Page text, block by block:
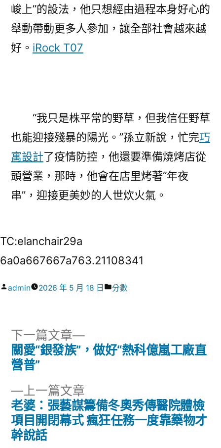
峻上”的設法，他只想經由過程本身好心的
舉動帶動更多人參加，讓全部社會越來越
好。 iRock T07
“我只是株平常的野草，但我信任野草
也能迎接殘暴的陽光。”孫立新說，忙完巧
寓設計了疫情防控，他還要準備燒烤店從
頭營業，那時，他會在店里烤著“年夜
串”，迎接更美妙的人世炊火氣。
TC:elanchair29a
6a0a667667a763.21108341
作
admin 2026 年 5 月 18 日
分
分數
文
導
覽
上一篇文章
一
篇
老婆：張藝謀籌備冬奧秀傳醫院體檢
項目開閉幕式 瘋狂任務一度靠藥物才
幹說話
下一篇文章
下
一
關愛“銀發族”，做好“熱科億嵐工廠直
營普”